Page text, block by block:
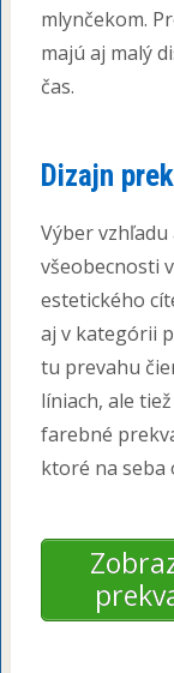
mlynčekom.
majú aj malý
čas.
Dizajn
Výber
všeobecnosti
estetického
aj v kategórii
tu prevahu
líniach, ale
farebné
ktoré na